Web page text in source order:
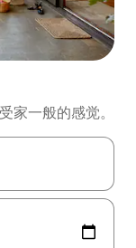
家一般的感觉。
通过点击或滑动手势